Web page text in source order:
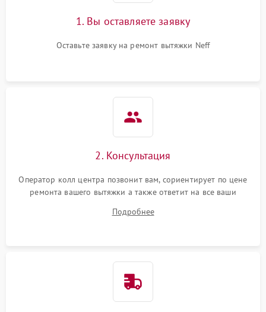
1. Вы оставляете заявку
Оставьте заявку на ремонт вытяжки Neff
2. Консультация
Оператор колл центра позвонит вам, сориентирует по цене
ремонта вашего вытяжки а также ответит на все ваши
Подробнее